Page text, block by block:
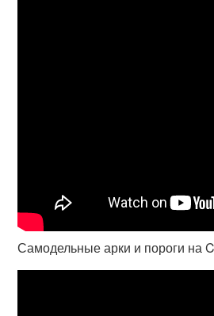
Самодельные арки и пороги на